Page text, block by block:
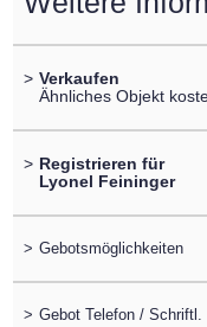
> Verkaufen
Ähnliches Objekt
> Registrieren für
Lyonel Feininger
> Gebotsmöglichkeiten
> Gebot Telefon / Schriftl.